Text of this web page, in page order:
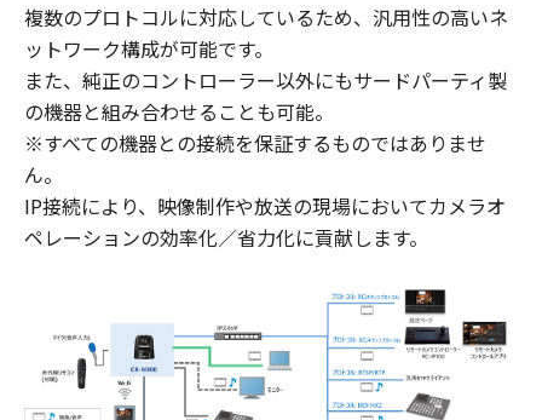
複数のプロトコルに対応しているため、汎用性の高いネ
ットワーク構成が可能です。
また、純正のコントローラー以外にもサードパーティ製
の機器と組み合わせることも可能。
※すべての機器との接続を保証するものではありませ
ん。
IP接続により、映像制作や放送の現場においてカメラオ
ペレーションの効率化／省力化に貢献します。